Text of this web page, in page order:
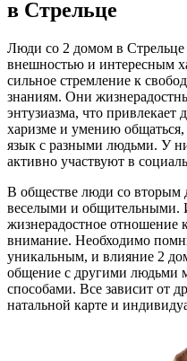
в Стрельце
Люди со 2 домом в
внешностью и интересным
сильное стремление к
знаниям. Они
энтузиазма, что привлекает
харизме и умению
язык с разными людьми. У
активно участвуют в
В обществе люди со вторым
веселыми и общительными.
жизнерадостное отношение
внимание. Необходимо
уникальным, и влияние 2
общение с другими людьми
способами. Все зависит от
натальной карте и